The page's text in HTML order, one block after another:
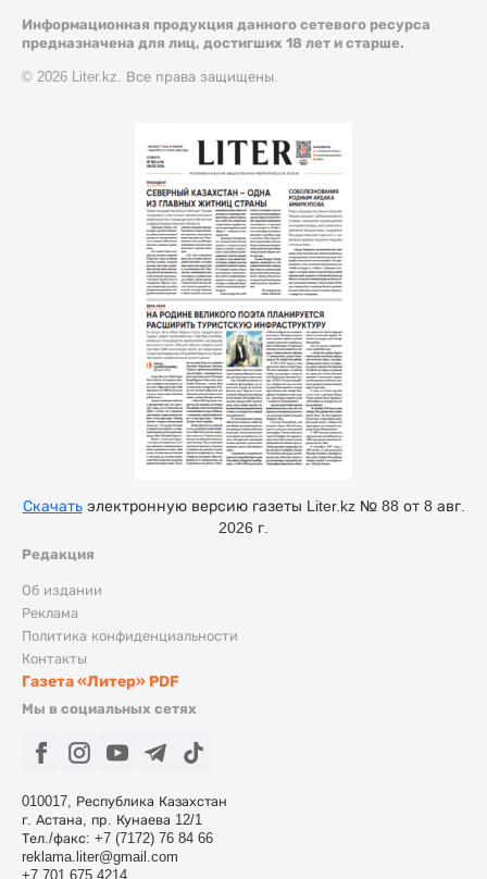
Информационная продукция данного сетевого ресурса
предназначена для лиц, достигших 18 лет и старше.
© 2026 Liter.kz. Все права защищены.
Редакция
Об издании
Реклама
Политика конфиденциальности
Контакты
Газета «Литер» PDF
Мы в социальных сетях
010017, Республика Казахстан
г. Астана, пр. Кунаева 12/1
Тел./факс: +7 (7172) 76 84 66
reklama.liter@gmail.com
+7 701 675 4214
Скачатьэлектронную версию газеты Liter.kz № 88 от 8 авг.
2026 г.